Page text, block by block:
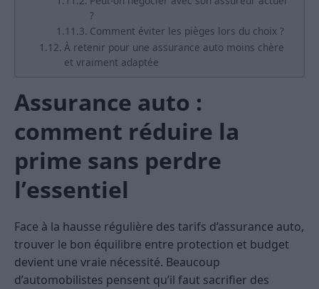
?
Comment éviter les pièges lors du choix ?
À retenir pour une assurance auto moins chère
et vraiment adaptée
Assurance auto :
comment réduire la
prime sans perdre
l’essentiel
Face à la hausse régulière des tarifs d’assurance auto,
trouver le bon équilibre entre protection et budget
devient une vraie nécessité. Beaucoup
d’automobilistes pensent qu’il faut sacrifier des